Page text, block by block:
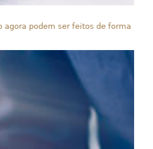
agora podem ser feitos de forma